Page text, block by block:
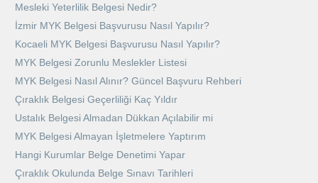
Mesleki Yeterlilik Belgesi Nedir?
İzmir MYK Belgesi Başvurusu Nasıl Yapılır?
Kocaeli MYK Belgesi Başvurusu Nasıl Yapılır?
MYK Belgesi Zorunlu Meslekler Listesi
MYK Belgesi Nasıl Alınır? Güncel Başvuru Rehberi
Çıraklık Belgesi Geçerliliği Kaç Yıldır
Ustalık Belgesi Almadan Dükkan Açılabilir mi
MYK Belgesi Almayan İşletmelere Yaptırım
Hangi Kurumlar Belge Denetimi Yapar
Çıraklık Okulunda Belge Sınavı Tarihleri